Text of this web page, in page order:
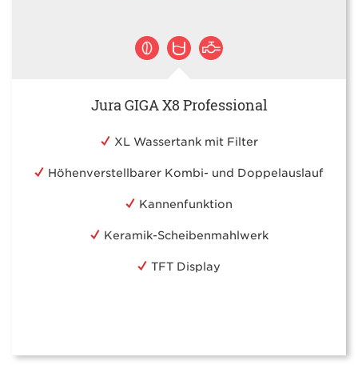
Jura GIGA X8 Professional
XL Wassertank mit Filter
Höhenverstellbarer Kombi- und Doppelauslauf
Kannenfunktion
Keramik-Scheibenmahlwerk
TFT Display